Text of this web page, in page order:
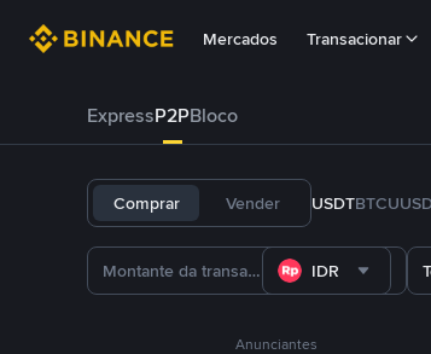
Mercados Transacionar
ExpressP2PBloco
Comprar Vender USDTBTCU
IDR
Anunciantes